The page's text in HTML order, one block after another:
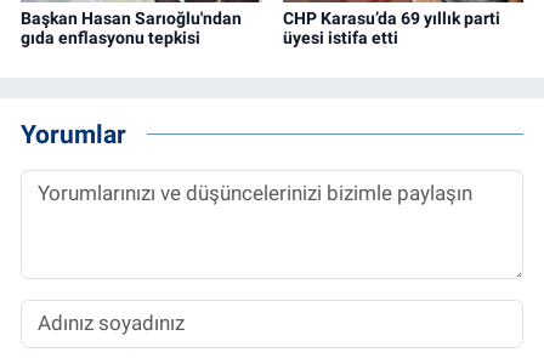
Başkan Hasan Sarıoğlu'ndan
gıda enflasyonu tepkisi
CHP Karasu’da 69 yıllık parti
üyesi istifa etti
Yorumlar